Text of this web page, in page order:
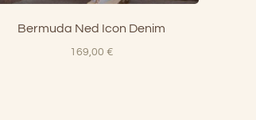
Bermuda Ned Icon Denim
169,00 €